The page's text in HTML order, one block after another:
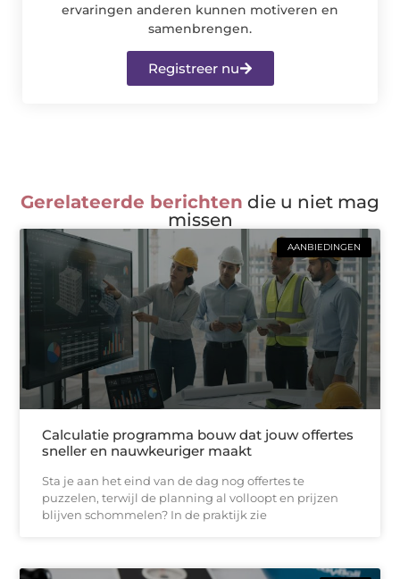
ervaringen anderen kunnen motiveren en
samenbrengen.
Registreer nu
Gerelateerde berichten die u niet mag
missen
AANBIEDINGEN
Calculatie programma bouw dat jouw offertes
sneller en nauwkeuriger maakt
Sta je aan het eind van de dag nog offertes te
puzzelen, terwijl de planning al volloopt en prijzen
blijven schommelen? In de praktijk zie